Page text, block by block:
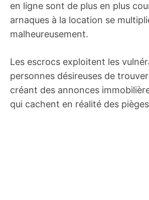
en ligne sont de plus en plus
arnaques à la location se
malheureusement.
Les escrocs exploitent les
personnes désireuses de
créant des annonces
qui cachent en réalité des